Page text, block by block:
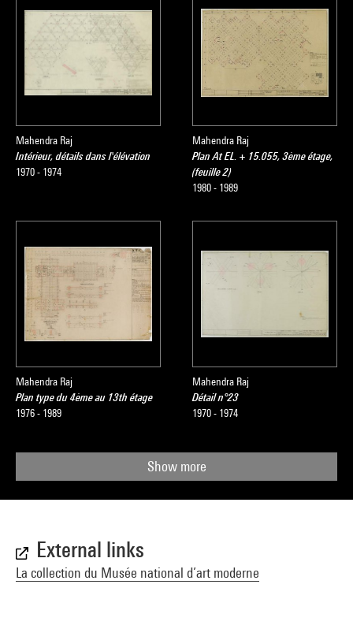
Mahendra Raj
Intérieur, détails dans l'élévation
1970 - 1974
Mahendra Raj
Plan At EL. + 15.055, 3ème étage,
(feuille 2)
1980 - 1989
Mahendra Raj
Plan type du 4ème au 13th étage
1976 - 1989
Mahendra Raj
Détail n°23
1970 - 1974
Show more
External links
La collection du Musée national d’art moderne